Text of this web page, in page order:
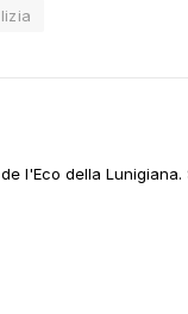
l'Eco della